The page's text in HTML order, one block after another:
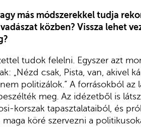
más módszerekkel tudja
közben? Vissza lehet
tudok felelni. Egyszer azt
„Nézd csak, Pista, van, akivel
politizálok.” A forrásokból az
meg. Az idézetből is
korszak tapasztalataiból, és
köré szervezni a